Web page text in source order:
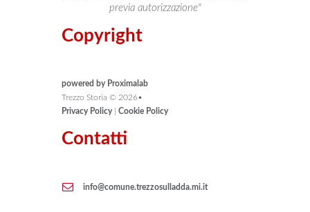
previa autorizzazione"
Copyright
powered by Proximalab
Trezzo Storia © 2026•
Privacy Policy
Cookie Policy
Contatti
info@comune.trezzosulladda.mi.it